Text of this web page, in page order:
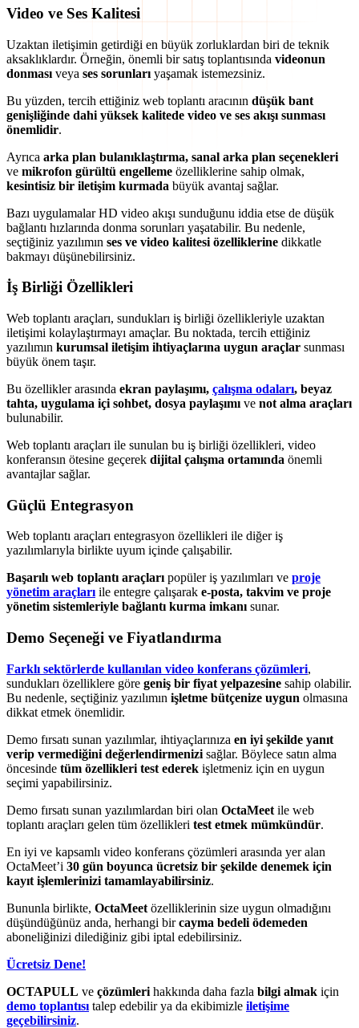
Video ve Ses Kalitesi
Uzaktan iletişimin getirdiği en büyük zorluklardan biri de teknik
aksaklıklardır. Örneğin, önemli bir satış toplantısında videonun
donması veya ses sorunları yaşamak istemezsiniz.
Bu yüzden, tercih ettiğiniz web toplantı aracının düşük bant
genişliğinde dahi yüksek kalitede video ve ses akışı sunması
önemlidir.
Ayrıca arka plan bulanıklaştırma, sanal arka plan seçenekleri
ve mikrofon gürültü engelleme özelliklerine sahip olmak,
kesintisiz bir iletişim kurmada büyük avantaj sağlar.
Bazı uygulamalar HD video akışı sunduğunu iddia etse de düşük
bağlantı hızlarında donma sorunları yaşatabilir. Bu nedenle,
seçtiğiniz yazılımın ses ve video kalitesi özelliklerine dikkatle
bakmayı düşünebilirsiniz.
İş Birliği Özellikleri
Web toplantı araçları, sundukları iş birliği özellikleriyle uzaktan
iletişimi kolaylaştırmayı amaçlar. Bu noktada, tercih ettiğiniz
yazılımın kurumsal iletişim ihtiyaçlarına uygun araçlar sunması
büyük önem taşır.
Bu özellikler arasında ekran paylaşımı, çalışma odaları, beyaz
tahta, uygulama içi sohbet, dosya paylaşımı ve not alma araçları
bulunabilir.
Web toplantı araçları ile sunulan bu iş birliği özellikleri, video
konferansın ötesine geçerek dijital çalışma ortamında önemli
avantajlar sağlar.
Güçlü Entegrasyon
Web toplantı araçları entegrasyon özellikleri ile diğer iş
yazılımlarıyla birlikte uyum içinde çalışabilir.
Başarılı web toplantı araçları popüler iş yazılımları ve proje
yönetim araçları ile entegre çalışarak e-posta, takvim ve proje
yönetim sistemleriyle bağlantı kurma imkanı sunar.
Demo Seçeneği ve Fiyatlandırma
Farklı sektörlerde kullanılan video konferans çözümleri,
sundukları özelliklere göre geniş bir fiyat yelpazesine sahip olabilir.
Bu nedenle, seçtiğiniz yazılımın işletme bütçenize uygun olmasına
dikkat etmek önemlidir.
Demo fırsatı sunan yazılımlar, ihtiyaçlarınıza en iyi şekilde yanıt
verip vermediğini değerlendirmenizi sağlar. Böylece satın alma
öncesinde tüm özellikleri test ederek işletmeniz için en uygun
seçimi yapabilirsiniz.
Demo fırsatı sunan yazılımlardan biri olan OctaMeet ile web
toplantı araçları gelen tüm özellikleri test etmek mümkündür.
En iyi ve kapsamlı video konferans çözümleri arasında yer alan
OctaMeet’i 30 gün boyunca ücretsiz bir şekilde denemek için
kayıt işlemlerinizi tamamlayabilirsiniz.
Bununla birlikte, OctaMeet özelliklerinin size uygun olmadığını
düşündüğünüz anda, herhangi bircayma bedeli ödemeden
aboneliğinizi dilediğiniz gibi iptal edebilirsiniz.
Ücretsiz Dene!
OCTAPULL ve çözümleri hakkında daha fazla bilgi almak için
demo toplantısı talep edebilir ya da ekibimizle iletişime
geçebilirsiniz.